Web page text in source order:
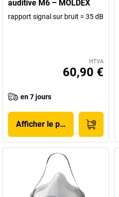
auditive M6 – MOLDEX
rapport signal sur bruit = 35 dB
HTVA
60,90 €
en 7 jours
Afficher le produit